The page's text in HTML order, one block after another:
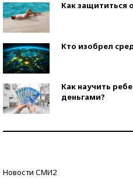
Как защититься
Кто изобрел
Как научить
деньгами?
Новости СМИ2